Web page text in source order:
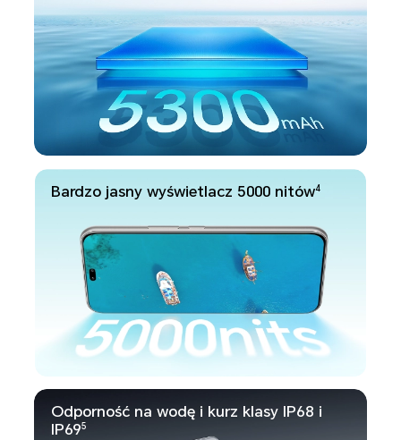
Bardzo jasny wyświetlacz 5000 nitów4
Odporność na wodę i kurz klasy IP68 i
IP695